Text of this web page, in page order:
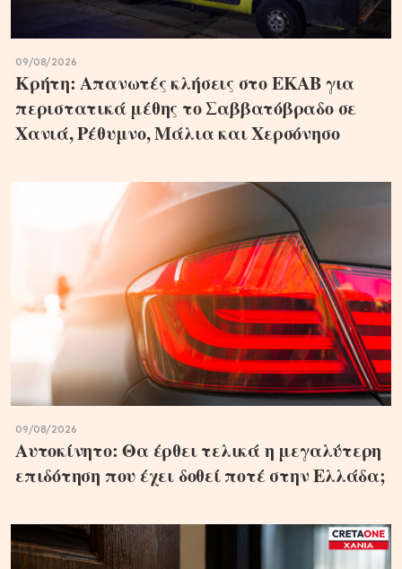
09/08/2026
Κρήτη: Απανωτές κλήσεις στο ΕΚΑΒ για
περιστατικά μέθης το Σαββατόβραδο σε
Χανιά, Ρέθυμνο, Μάλια και Χερσόνησο
09/08/2026
Αυτοκίνητο: Θα έρθει τελικά η μεγαλύτερη
επιδότηση που έχει δοθεί ποτέ στην Ελλάδα;